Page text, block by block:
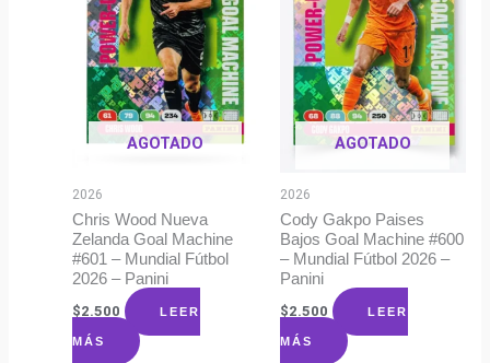
AGOTADO
2026
Chris Wood Nueva
Zelanda Goal Machine
#601 – Mundial Fútbol
2026 – Panini
$2.500 LEER
MÁS
AGOTADO
2026
Cody Gakpo Paises
Bajos Goal Machine #600
– Mundial Fútbol 2026 –
Panini
$2.500 LEER
MÁS